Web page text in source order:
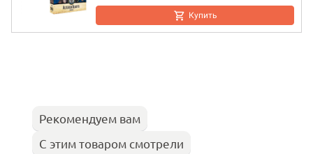
Купить
Рекомендуем вам
С этим товаром смотрели